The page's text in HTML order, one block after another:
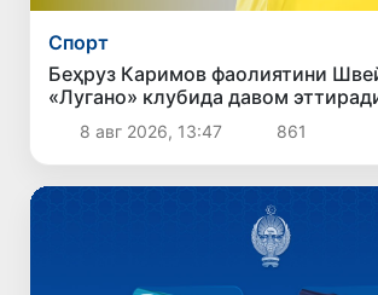
Спорт
Беҳруз Каримов фаолиятини
«Лугано» клубида давом
8 авг 2026, 13:47 861